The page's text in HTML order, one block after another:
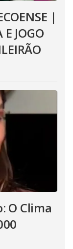
|
JOGO
O Clima